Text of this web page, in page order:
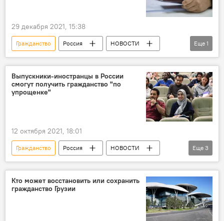
29 декабря 2021, 15:38
Гражданство Россия
НОВОСТИ
Владимир Путин
Еще 1
Выпускники-иностранцы в России
смогут получить гражданство "по
упрощенке"
12 октября 2021, 18:01
Гражданство Россия
НОВОСТИ
Студенты
Новости из России
Еще 3
Кто может восстановить или сохранить
гражданство Грузии